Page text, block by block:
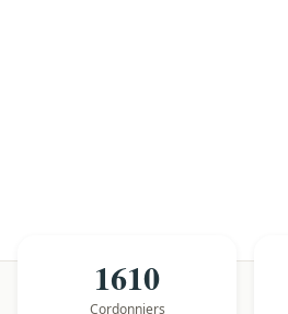
1610
Cordonniers